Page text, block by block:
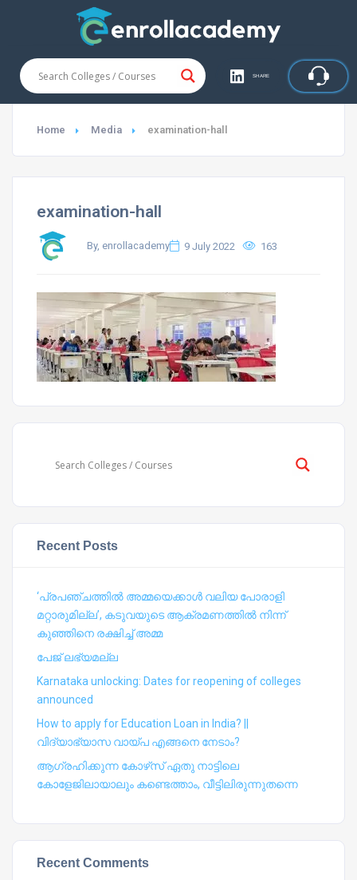
SHARE
Home Media examination-hall
examination-hall
By, enrollacademy 9 July 2022 163
Recent Posts
‘പ്രപഞ്ചത്തില്‍ അമ്മയെക്കാള്‍ വലിയ പോരാളി
മറ്റാരുമില്ല’, കടുവയുടെ ആക്രമണത്തില്‍ നിന്ന്
കുഞ്ഞിനെ രക്ഷിച്ച് അമ്മ
പേജ് ലഭ്യമല്ല
Karnataka unlocking: Dates for reopening of colleges
announced
How to apply for Education Loan in India? ||
വിദ്യാഭ്യാസ വായ്പ എങ്ങനെ നേടാം?
ആഗ്രഹിക്കുന്ന കോഴ്‍സ് ഏതു നാട്ടിലെ
കോളേജിലായാലും കണ്ടെത്താം, വീട്ടിലിരുന്നുതന്നെ
Recent Comments